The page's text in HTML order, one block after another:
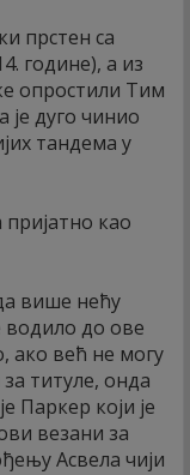
прстен са
године), а из
опростили Тим
дуго чинио
тандема у
као
више нећу
водило до ове
ако већ не могу
титуле, онда
Паркер који је
везани за
Асвела чији